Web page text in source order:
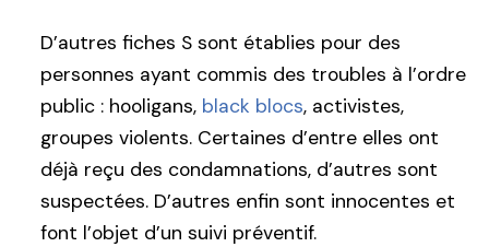
D’autres fiches S sont établies pour des
personnes ayant commis des troubles à l’ordre
public : hooligans, black blocs, activistes,
groupes violents. Certaines d’entre elles ont
déjà reçu des condamnations, d’autres sont
suspectées. D’autres enfin sont innocentes et
font l’objet d’un suivi préventif.